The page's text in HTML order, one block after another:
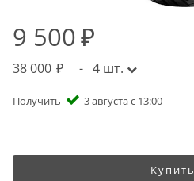
9 500
38 000 - 4 шт.
Получить 3 августа с 13:00
Купить